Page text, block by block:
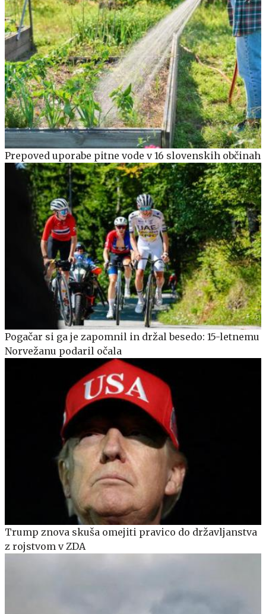
Prepoved uporabe pitne vode v 16 slovenskih občinah
Pogačar si ga je zapomnil in držal besedo: 15-letnemu
Norvežanu podaril očala
Trump znova skuša omejiti pravico do državljanstva
z rojstvom v ZDA